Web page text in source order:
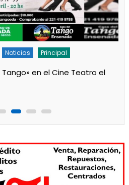
iniciaron la salita de 1 año